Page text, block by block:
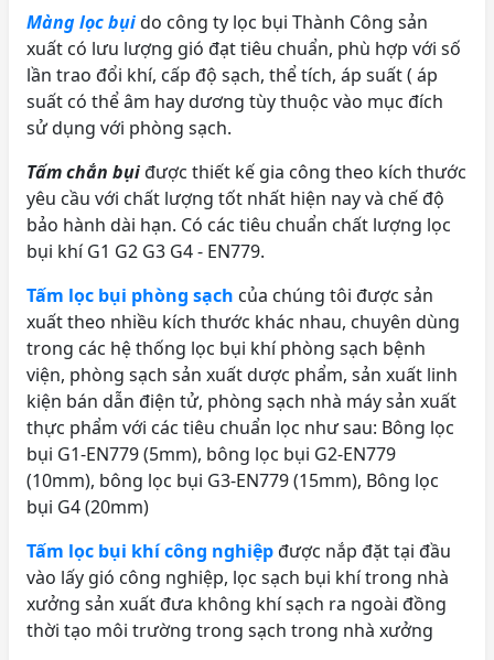
Màng lọc bụido công ty lọc bụi Thành Công sản
xuất có lưu lượng gió đạt tiêu chuẩn, phù hợp với số
lần trao đổi khí, cấp độ sạch, thể tích, áp suất ( áp
suất có thể âm hay dương tùy thuộc vào mục đích
sử dụng với phòng sạch.
Tấm chắn bụiđược thiết kế gia công theo kích thước
yêu cầu với chất lượng tốt nhất hiện nay và chế độ
bảo hành dài hạn. Có các tiêu chuẩn chất lượng lọc
bụi khí G1 G2 G3 G4 - EN779.
Tấm lọc bụi phòng sạch của chúng tôi được sản
xuất theo nhiều kích thước khác nhau, chuyên dùng
trong các hệ thống lọc bụi khí phòng sạch bệnh
viện, phòng sạch sản xuất dược phẩm, sản xuất linh
kiện bán dẫn điện tử, phòng sạch nhà máy sản xuất
thực phẩm với các tiêu chuẩn lọc như sau: Bông lọc
bụi G1-EN779 (5mm), bông lọc bụi G2-EN779
(10mm), bông lọc bụi G3-EN779 (15mm), Bông lọc
bụi G4 (20mm)
Tấm lọc bụi khí công nghiệpđược nắp đặt tại đầu
vào lấy gió công nghiệp, lọc sạch bụi khí trong nhà
xưởng sản xuất đưa không khí sạch ra ngoài đồng
thời tạo môi trường trong sạch trong nhà xưởng